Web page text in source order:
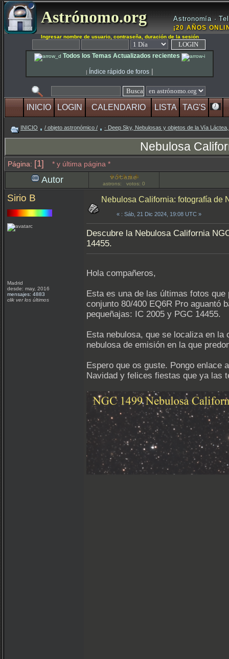
Astrónomo.org Astronomía ·
¡20 AÑOS
Ingresar nombre de usuario, contraseña, duración de la sesión
Todos los Temas Actualizados recientes
| Índice rápido de foros |
INICIO LOGIN CALENDARIO LISTA TAG'S
INICIO / objeto astronómico / · Deep Sky, Nebulosas y objetos de la Vía
Nebulosa
Página: [1] * y última página *
Autor astrons: votos: 0
Sirio B
Madrid
desde: may, 2016
mensajes: 4883
clik ver los últimos
Nebulosa California: fotografía de
« : Sáb, 21 Dic 2024, 19:08 UTC »
Descubre la Nebulosa California
14455.
Hola compañeros,
Esta es una de las últimas fotos
conjunto 80/400 EQ6R Pro aguantó
pequeñajas: IC 2005 y PGC 14455.
Esta nebulosa, que se localiza en
nebulosa de emisión en la que
Espero que os guste. Pongo enlace
Navidad y felices fiestas que ya las